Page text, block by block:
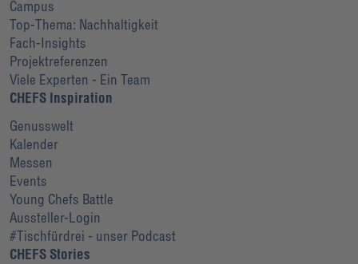
Campus
Top-Thema: Nachhaltigkeit
Fach-Insights
Projektreferenzen
Viele Experten - Ein Team
CHEFS Inspiration
Genusswelt
Kalender
Messen
Events
Young Chefs Battle
Aussteller-Login
#Tischfürdrei - unser Podcast
CHEFS Stories